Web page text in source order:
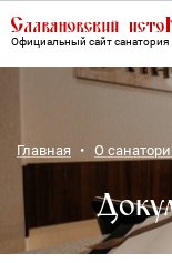
Официальный сайт санатория
Главная О